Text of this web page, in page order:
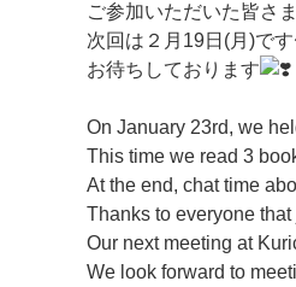
ご参加いただいた皆さ
次回は２月19日(月)で
お待ちしております
On January 23rd, we
This time we read 3
At the end, chat time
Thanks to everyone
Our next meeting at
We look forward to
マイメディア検索